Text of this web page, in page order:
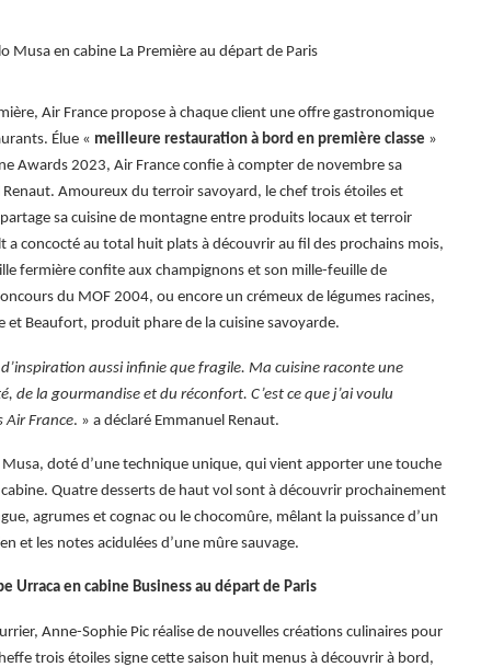
Musa en cabine La Première au départ de Paris
Air France propose à chaque client une offre gastronomique
Élue « meilleure restauration à bord en première classe »
Awards 2023, Air France confie à compter de novembre sa
Renaut. Amoureux du terroir savoyard, le chef trois étoiles et
sa cuisine de montagne entre produits locaux et terroir
a concocté au total huit plats à découvrir au fil des prochains mois,
fermière confite aux champignons et son mille-feuille de
du MOF 2004, ou encore un crémeux de légumes racines,
et Beaufort, produit phare de la cuisine savoyarde.
aussi infinie que fragile. Ma cuisine raconte une
de la gourmandise et du réconfort. C’est ce que j’ai voulu
Air France. » a déclaré Emmanuel Renaut.
Musa, doté d’une technique unique, qui vient apporter une touche
Quatre desserts de haut vol sont à découvrir prochainement
agrumes et cognac ou le chocomûre, mêlant la puissance d’un
et les notes acidulées d’une mûre sauvage.
Urraca en cabine Business au départ de Paris
Anne-Sophie Pic réalise de nouvelles créations culinaires pour
trois étoiles signe cette saison huit menus à découvrir à bord,